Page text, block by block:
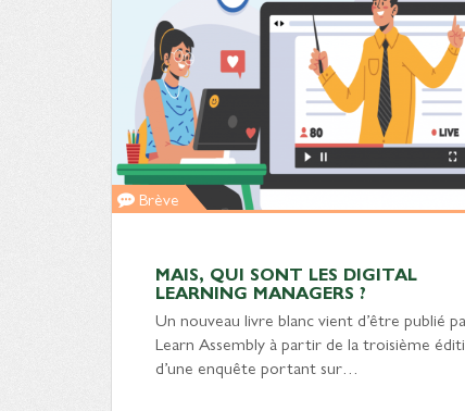
Brève
MAIS, QUI SONT LES DIGITAL
LEARNING MANAGERS ?
Un nouveau livre blanc vient d’être publié
Learn Assembly à partir de la troisième
d’une enquête portant sur…